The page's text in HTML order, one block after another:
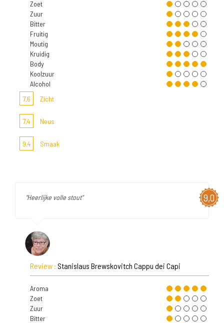
Zoet
Zuur
Bitter
Fruitig
Moutig
Kruidig
Body
Koolzuur
Alcohol
7,6
Zicht
7,4 Neus
9,4 Smaak
9,0
"Heerlijke volle stout"
Review : Stanislaus Brewskovitch Cappu dei Capi
Aroma
Zoet
Zuur
Bitter